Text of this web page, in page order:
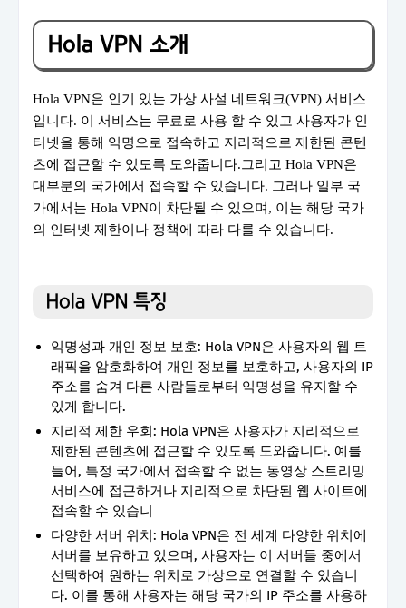
Hola VPN 소개
Hola VPN은 인기 있는 가상 사설 네트워크(VPN) 서비스
입니다. 이 서비스는 무료로 사용 할 수 있고 사용자가 인
터넷을 통해 익명으로 접속하고 지리적으로 제한된 콘텐
츠에 접근할 수 있도록 도와줍니다.그리고 Hola VPN은
대부분의 국가에서 접속할 수 있습니다. 그러나 일부 국
가에서는 Hola VPN이 차단될 수 있으며, 이는 해당 국가
의 인터넷 제한이나 정책에 따라 다를 수 있습니다.
Hola VPN 특징
익명성과 개인 정보 보호: Hola VPN은 사용자의 웹 트
래픽을 암호화하여 개인 정보를 보호하고, 사용자의 IP
주소를 숨겨 다른 사람들로부터 익명성을 유지할 수
있게 합니다.
지리적 제한 우회: Hola VPN은 사용자가 지리적으로
제한된 콘텐츠에 접근할 수 있도록 도와줍니다. 예를
들어, 특정 국가에서 접속할 수 없는 동영상 스트리밍
서비스에 접근하거나 지리적으로 차단된 웹 사이트에
접속할 수 있습니
다양한 서버 위치: Hola VPN은 전 세계 다양한 위치에
서버를 보유하고 있으며, 사용자는 이 서버들 중에서
선택하여 원하는 위치로 가상으로 연결할 수 있습니
다. 이를 통해 사용자는 해당 국가의 IP 주소를 사용하